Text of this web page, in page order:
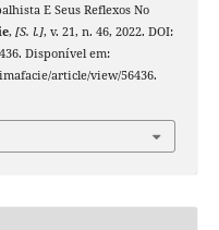
E Seus Reflexos No
, [S. l.], v. 21, n. 46, 2022. DOI:
Disponível em:
article/view/56436.